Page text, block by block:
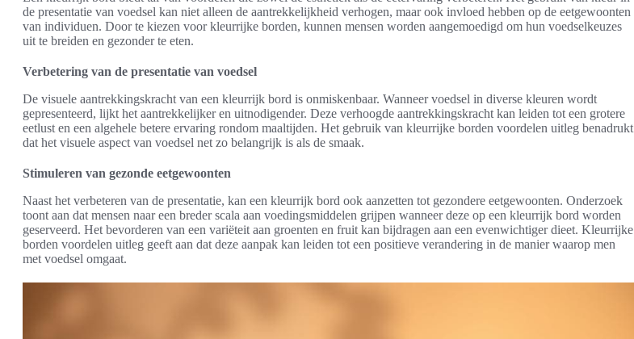
de presentatie van voedsel kan niet alleen de aantrekkelijkheid verhogen, maar ook invloed hebben op de eetgewoonten
van individuen. Door te kiezen voor kleurrijke borden, kunnen mensen worden aangemoedigd om hun voedselkeuzes
uit te breiden en gezonder te eten.
Verbetering van de presentatie van voedsel
De visuele aantrekkingskracht van een kleurrijk bord is onmiskenbaar. Wanneer voedsel in diverse kleuren wordt
gepresenteerd, lijkt het aantrekkelijker en uitnodigender. Deze verhoogde aantrekkingskracht kan leiden tot een grotere
eetlust en een algehele betere ervaring rondom maaltijden. Het gebruik van kleurrijke borden voordelen uitleg benadrukt
dat het visuele aspect van voedsel net zo belangrijk is als de smaak.
Stimuleren van gezonde eetgewoonten
Naast het verbeteren van de presentatie, kan een kleurrijk bord ook aanzetten tot gezondere eetgewoonten. Onderzoek
toont aan dat mensen naar een breder scala aan voedingsmiddelen grijpen wanneer deze op een kleurrijk bord worden
geserveerd. Het bevorderen van een variëteit aan groenten en fruit kan bijdragen aan een evenwichtiger dieet. Kleurrijke
borden voordelen uitleg geeft aan dat deze aanpak kan leiden tot een positieve verandering in de manier waarop men
met voedsel omgaat.